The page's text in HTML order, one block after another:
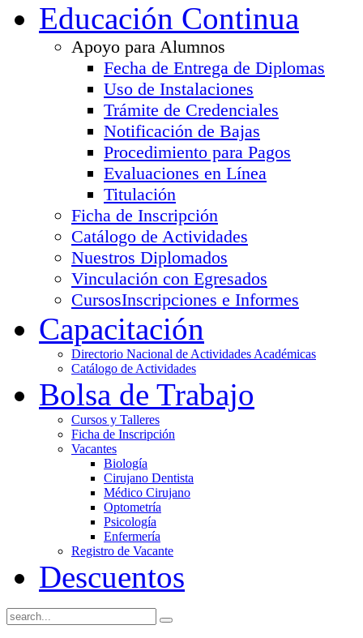
Educación Continua
Apoyo para Alumnos
Fecha de Entrega de Diplomas
Uso de Instalaciones
Trámite de Credenciales
Notificación de Bajas
Procedimiento para Pagos
Evaluaciones en Línea
Titulación
Ficha de Inscripción
Catálogo de Actividades
Nuestros Diplomados
Vinculación con Egresados
CursosInscripciones e Informes
Capacitación
Directorio Nacional de Actividades Académicas
Catálogo de Actividades
Bolsa de Trabajo
Cursos y Talleres
Ficha de Inscripción
Vacantes
Biología
Cirujano Dentista
Médico Cirujano
Optometría
Psicología
Enfermería
Registro de Vacante
Descuentos